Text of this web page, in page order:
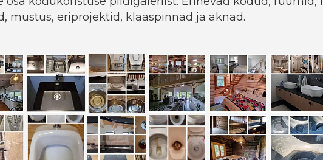
mustus, eriprojektid, klaaspinnad ja aknad.